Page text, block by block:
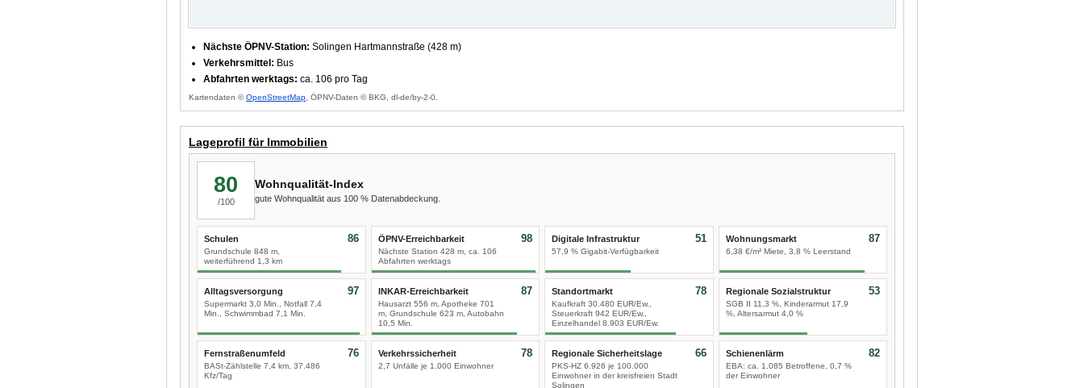
Nächste ÖPNV-Station: Solingen Hartmannstraße (428 m)
Verkehrsmittel: Bus
Abfahrten werktags: ca. 106 pro Tag
Kartendaten ©OpenStreetMap , ÖPNV-Daten © BKG, dl-de/by-2-0.
Lageprofil für Immobilien
80
/100
Wohnqualität-Index
gute Wohnqualität aus 100 % Datenabdeckung.
Schulen
Grundschule 848 m,
weiterführend 1,3 km
86 ÖPNV-Erreichbarkeit
Nächste Station 428 m, ca. 106
Abfahrten werktags
98 Digitale Infrastruktur
57,9 % Gigabit-Verfügbarkeit
51 Wohnungsmarkt
6,38 €/m² Miete, 3,8 % Leerstand
87
Alltagsversorgung
Supermarkt 3,0 Min., Notfall 7,4
Min., Schwimmbad 7,1 Min.
97 INKAR-Erreichbarkeit
Hausarzt 556 m, Apotheke 701
m, Grundschule 623 m, Autobahn
10,5 Min.
87 Standortmarkt
Kaufkraft 30.480 EUR/Ew.,
Steuerkraft 942 EUR/Ew.,
Einzelhandel 8.903 EUR/Ew.
78 Regionale Sozialstruktur
SGB II 11,3 %, Kinderarmut 17,9
%, Altersarmut 4,0 %
53
Fernstraßenumfeld
BASt-Zählstelle 7,4 km, 37.486
Kfz/Tag
76 Verkehrssicherheit
2,7 Unfälle je 1.000 Einwohner
78 Regionale Sicherheitslage
PKS-HZ 6.926 je 100.000
Einwohner in der kreisfreien Stadt
Solingen
66 Schienenlärm
EBA: ca. 1.085 Betroffene, 0,7 %
der Einwohner
82